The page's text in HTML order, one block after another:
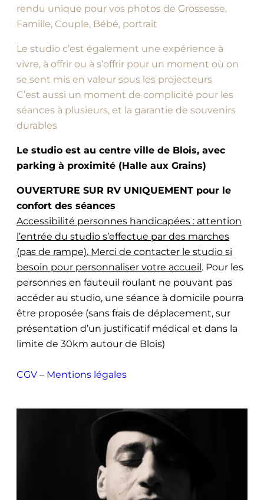
rendu unique pour vos photos de Grossesse,
Famille, Couple, Bébé, portrait
Le studio c’est également une expérience à
vivre, à offrir ou à s’offrir pour un moment où on
se sent mis en valeur sous les projecteurs
C’est aussi un moment de complicité pour les
séances à plusieurs, et la garantie de souvenirs
durables
Le studio est au centre ville de Blois, avec
parking à proximité (Halle aux Grains)
OUVERTURE SUR RV UNIQUEMENT pour le
confort des séances
Accessibilité personnes handicapées : attention
l’entrée du studio s’effectue par des marches
(pas de rampe). Merci de contacter le studio si
besoin pour personnaliser votre accueil . Pour les
personnes en fauteuil roulant ne pouvant pas
accéder au studio, une séance à domicile pourra
être proposée (sans frais de déplacement, sur
présentation d’un justificatif médical et dans la
limite de 30km autour de Blois)
CGV – Mentions légales